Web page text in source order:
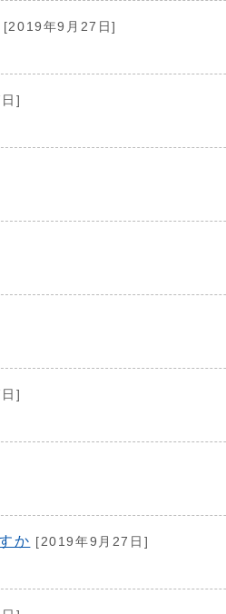
[2019年9月27日]
]
]
か [2019年9月27日]